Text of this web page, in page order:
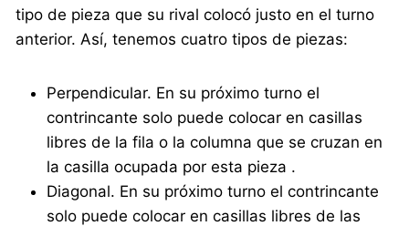
tipo de pieza que su rival colocó justo en el turno
anterior. Así, tenemos cuatro tipos de piezas:
Perpendicular. En su próximo turno el
contrincante solo puede colocar en casillas
libres de la fila o la columna que se cruzan en
la casilla ocupada por esta pieza .
Diagonal. En su próximo turno el contrincante
solo puede colocar en casillas libres de las